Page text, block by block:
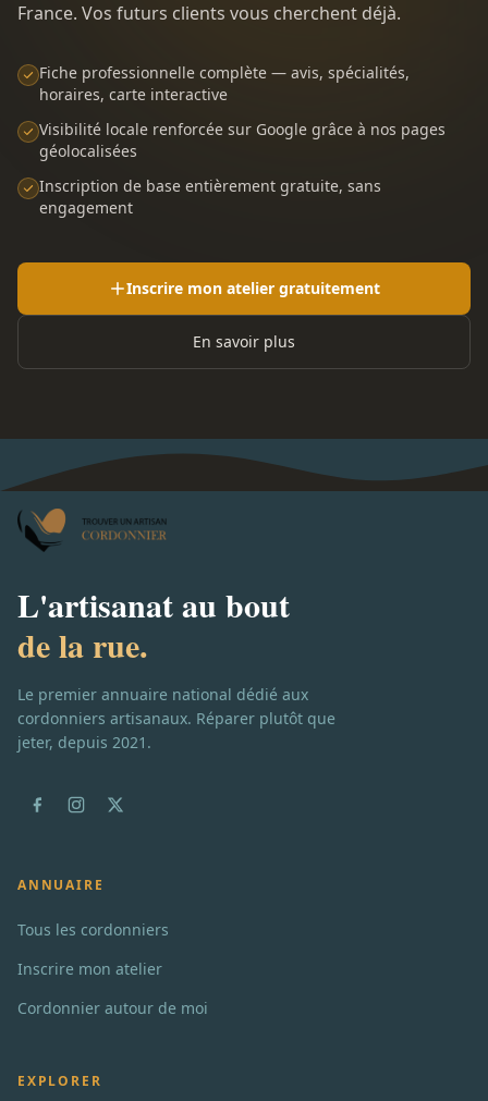
France. Vos futurs clients vous cherchent déjà.
Fiche professionnelle complète — avis, spécialités,
horaires, carte interactive
Visibilité locale renforcée sur Google grâce à nos pages
géolocalisées
Inscription de base entièrement gratuite, sans
engagement
Inscrire mon atelier gratuitement
En savoir plus
L'artisanat au bout
de la rue.
Le premier annuaire national dédié aux
cordonniers artisanaux. Réparer plutôt que
jeter, depuis 2021.
ANNUAIRE
Tous les cordonniers
Inscrire mon atelier
Cordonnier autour de moi
EXPLORER